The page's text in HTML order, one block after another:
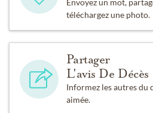
Envoyez un mot,
téléchargez une photo.
Partager
L'avis De Décès
Informez les autres du
aimée.